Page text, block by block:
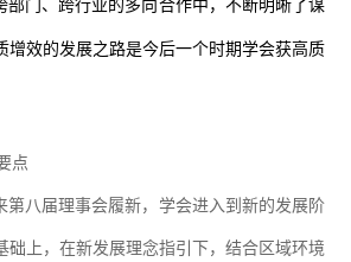
部门、跨行业的多向合作中 ， 不断明晰了谋
增效的发展之路是今后一个时期学会获高质
点
第八届理事会履新，学会进入到新的发展阶
础上，在新发展理念指引下，结合区域环境